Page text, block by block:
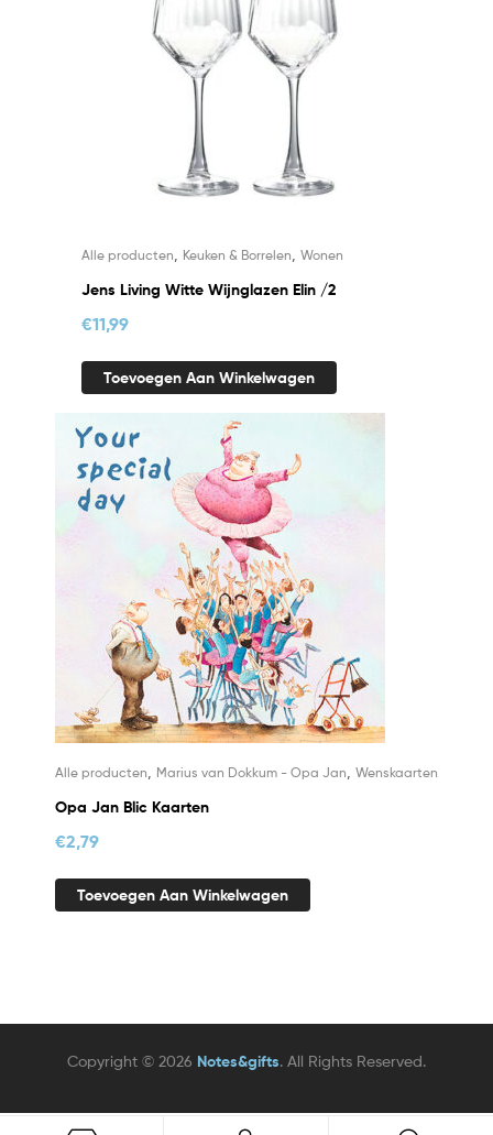
Alle producten Keuken & Borrelen Wonen
Jens Living Witte Wijnglazen Elin /2
€11,99
Toevoegen Aan Winkelwagen
Alle producten Marius van Dokkum - Opa Jan Wenskaarten
Opa Jan Blic Kaarten
€2,79
Toevoegen Aan Winkelwagen
Copyright © 2026 Notes&gifts. All Rights Reserved.